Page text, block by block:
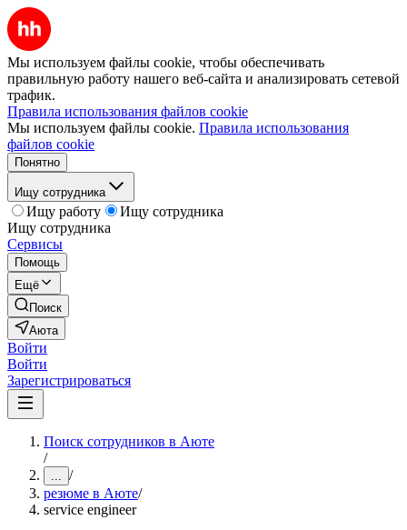
Мы используем файлы cookie, чтобы обеспечивать
правильную работу нашего веб-сайта и анализировать сетевой
трафик.
Правила использования файлов cookie
Мы используем файлы cookie. Правила использования
файлов cookie
Понятно
Ищу сотрудника
Ищу работу
Ищу сотрудника
Ищу сотрудника
Сервисы
Помощь
Ещё
Поиск
Аюта
Войти
Войти
Зарегистрироваться
Поиск сотрудников в Аюте
/
... /
резюме в Аюте/
service engineer